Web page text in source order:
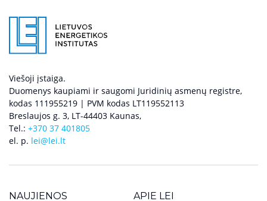
Viešoji įstaiga.
Duomenys kaupiami ir saugomi Juridinių asmenų registre,
kodas 111955219 | PVM kodas LT119552113
Breslaujos g. 3, LT-44403 Kaunas,
Tel.: +370 37 401805
el. p. lei@lei.lt
NAUJIENOS APIE LEI